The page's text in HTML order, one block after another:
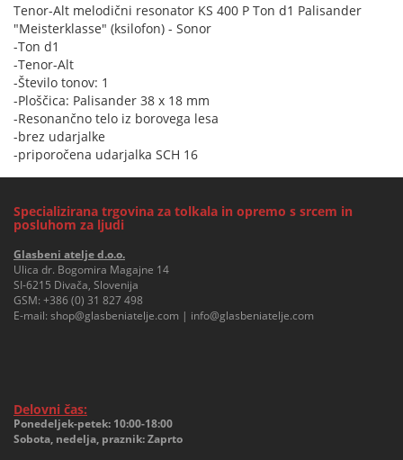
Tenor-Alt melodični resonator KS 400 P Ton d1 Palisander
"Meisterklasse" (ksilofon) - Sonor
-Ton d1
-Tenor-Alt
-Število tonov: 1
-Ploščica: Palisander 38 x 18 mm
-Resonančno telo iz borovega lesa
-brez udarjalke
-priporočena udarjalka SCH 16
Specializirana trgovina za tolkala in opremo s srcem in
posluhom za ljudi
Glasbeni atelje d.o.o.
Ulica dr. Bogomira Magajne 14
SI-6215 Divača, Slovenija
GSM: +386 (0) 31 827 498
E-mail: shop@glasbeniatelje.com | info@glasbeniatelje.com
Delovni čas:
Ponedeljek-petek: 10:00-18:00
Sobota, nedelja, praznik: Zaprto